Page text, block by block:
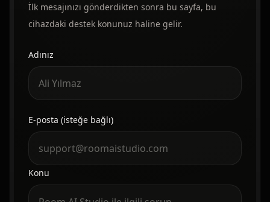
İlk mesajınızı gönderdikten sonra bu sayfa, bu
cihazdaki destek konunuz haline gelir.
Web sitesi
Adınız
E-posta (isteğe bağlı)
Konu